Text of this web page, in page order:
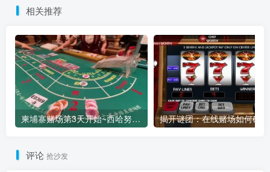
相关推荐
柬埔寨赌场第3天开始~西哈努克百家乐实时现场视频
评论 抢沙发